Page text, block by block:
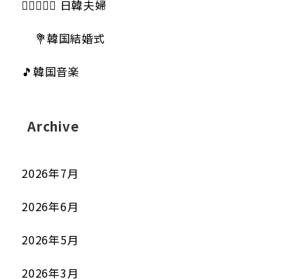
👩🏻‍❤️‍👨🏻 日韓夫婦
💐韓国結婚式
🎵韓国音楽
Archive
2026年7月
2026年6月
2026年5月
2026年3月